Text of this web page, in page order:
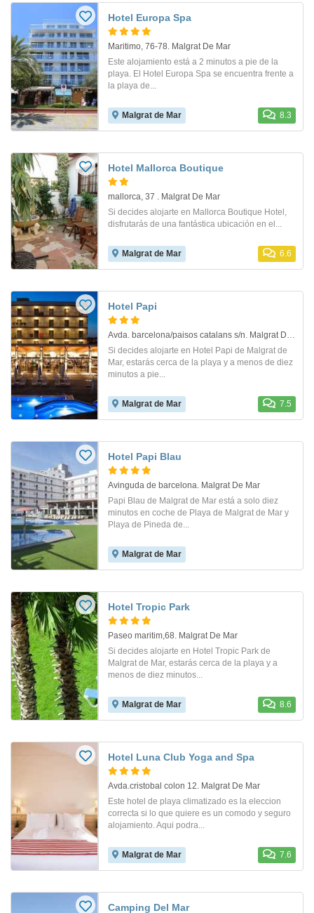
Hotel Europa Spa
Maritimo, 76-78. Malgrat De Mar
Este alojamiento está a 2 minutos a pie de la
playa. El Hotel Europa Spa se encuentra frente a
la playa de...
Malgrat de Mar 8.3
Hotel Mallorca Boutique
mallorca, 37 . Malgrat De Mar
Si decides alojarte en Mallorca Boutique Hotel,
disfrutarás de una fantástica ubicación en el...
Malgrat de Mar 6.6
Hotel Papi
Si decides alojarte en Hotel Papi de Malgrat de
Mar, estarás cerca de la playa y a menos de diez
minutos a pie...
Malgrat de Mar 7.5
Hotel Papi Blau
Avinguda de barcelona. Malgrat De Mar
Papi Blau de Malgrat de Mar está a solo diez
minutos en coche de Playa de Malgrat de Mar y
Playa de Pineda de...
Malgrat de Mar
Hotel Tropic Park
Paseo maritim,68. Malgrat De Mar
Si decides alojarte en Hotel Tropic Park de
Malgrat de Mar, estarás cerca de la playa y a
menos de diez minutos...
Malgrat de Mar 8.6
Hotel Luna Club Yoga and Spa
Avda.cristobal colon 12. Malgrat De Mar
Este hotel de playa climatizado es la eleccion
correcta si lo que quiere es un comodo y seguro
alojamiento. Aqui podra...
Malgrat de Mar 7.6
Camping Del Mar